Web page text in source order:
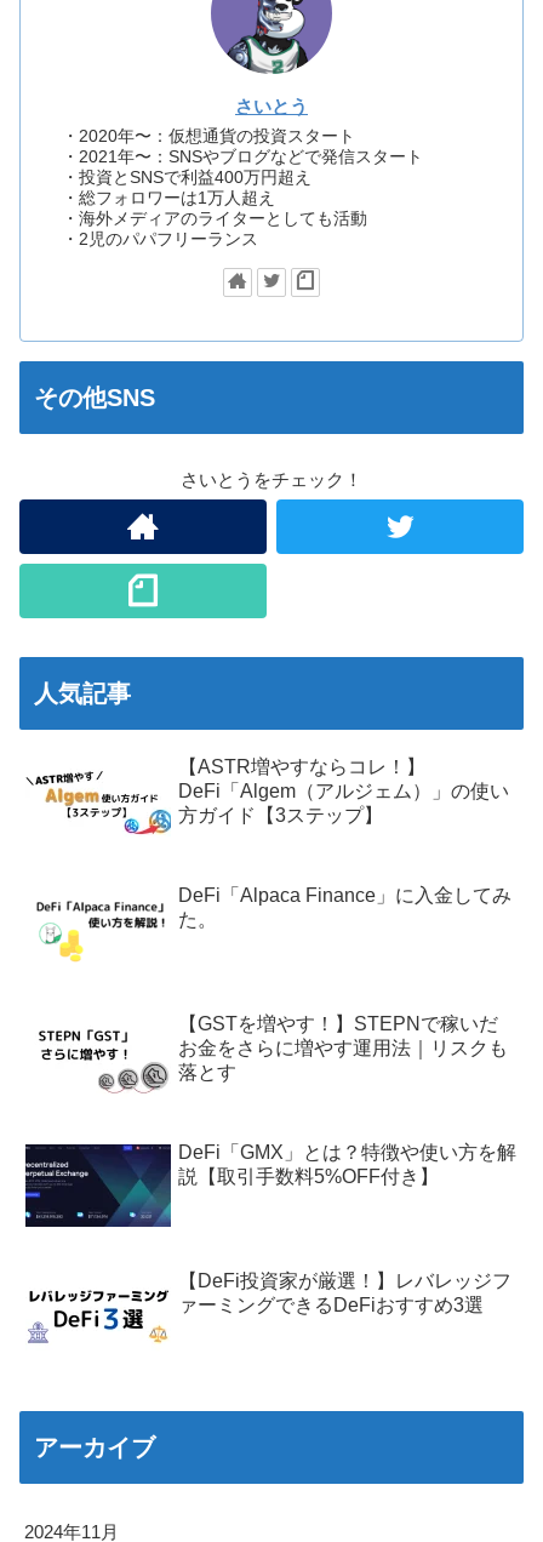
さいとう
・2020年〜：仮想通貨の投資スタート
・2021年〜：SNSやブログなどで発信スタート
・投資とSNSで利益400万円超え
・総フォロワーは1万人超え
・海外メディアのライターとしても活動
・2児のパパフリーランス
その他SNS
さいとうをチェック！
人気記事
【ASTR増やすならコレ！】
DeFi「Algem（アルジェム）」の使い
方ガイド【3ステップ】
DeFi「Alpaca Finance」に入金してみ
た。
【GSTを増やす！】STEPNで稼いだ
お金をさらに増やす運用法｜リスクも
落とす
DeFi「GMX」とは？特徴や使い方を解
説【取引手数料5%OFF付き】
【DeFi投資家が厳選！】レバレッジフ
ァーミングできるDeFiおすすめ3選
アーカイブ
2024年11月